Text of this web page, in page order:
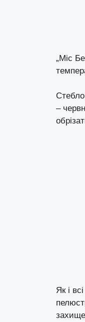
„Міс
–
Як і